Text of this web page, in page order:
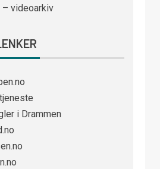
– videoarkiv
i Drammen